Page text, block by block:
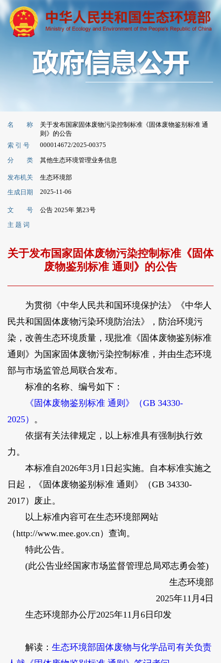
名 称
关于发布国家固体废物污染控制标准《固体废物鉴别标准 通
则》的公告
索 引 号
000014672/2025-00375
分 类 其他生态环境管理业务信息
发布机关
生态环境部
生成日期
2025-11-06
文 号
公告 2025年 第23号
主 题 词
关于发布国家固体废物污染控制标准《固体
废物鉴别标准 通则》的公告
为贯彻《中华人民共和国环境保护法》《中华人
民共和国固体废物污染环境防治法》，防治环境污
染，改善生态环境质量，现批准《固体废物鉴别标准
通则》为国家固体废物污染控制标准，并由生态环境
部与市场监管总局联合发布。
标准的名称、编号如下：
《固体废物鉴别标准 通则》（GB 34330-
2025） 。
依据有关法律规定，以上标准具有强制执行效
力。
本标准自2026年3月1日起实施。自本标准实施之
日起，《固体废物鉴别标准 通则》（GB 34330-
2017）废止。
以上标准内容可在生态环境部网站
（http://www.mee.gov.cn）查询。
特此公告。
(此公告业经国家市场监督管理总局邓志勇会签)
生态环境部
2025年11月4日
生态环境部办公厅2025年11月6日印发
解读： 生态环境部固体废物与化学品司有关负责